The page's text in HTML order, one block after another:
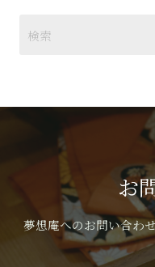
お
夢想庵へのお問い合わ